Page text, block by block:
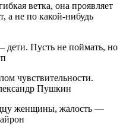
ветка, она проявляет
а не по какой-нибудь
Пусть не поймать, но
чувствительности.
Пушкин
женщины, жалость —